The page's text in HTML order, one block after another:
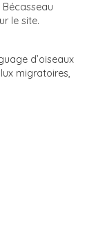
le site.
d’oiseaux
migratoires,